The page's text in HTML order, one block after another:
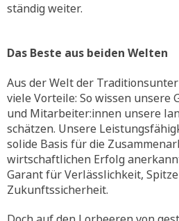
ständig weiter.
Das Beste aus beiden Welten
Aus der Welt der
viele Vorteile: So wissen unsere
und Mitarbeiter:innen unsere
schätzen. Unsere
solide Basis für die
wirtschaftlichen Erfolg
Garant für Verlässlichkeit,
Zukunftssicherheit.